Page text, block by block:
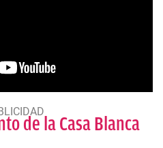
de la Casa Blanca